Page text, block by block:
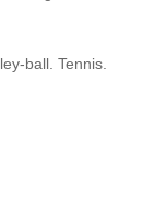
ball. Tennis.